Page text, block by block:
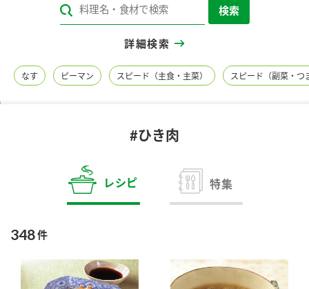
レシピカテゴリ一覧
レシピ名特集
商品カテゴリ
お酢ドリンク ぽん酢
ブランド・スペシャルサイト
検索
詳細検索
なす ピーマン スピード（主食・主菜） スピード（副菜・つ
#ひき肉
レシピ 特集
348件